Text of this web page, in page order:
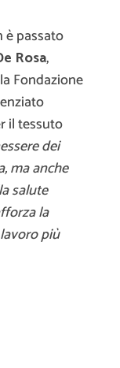
è passato
Rosa,
Fondazione
il tessuto
dei
ma anche
salute
la
più